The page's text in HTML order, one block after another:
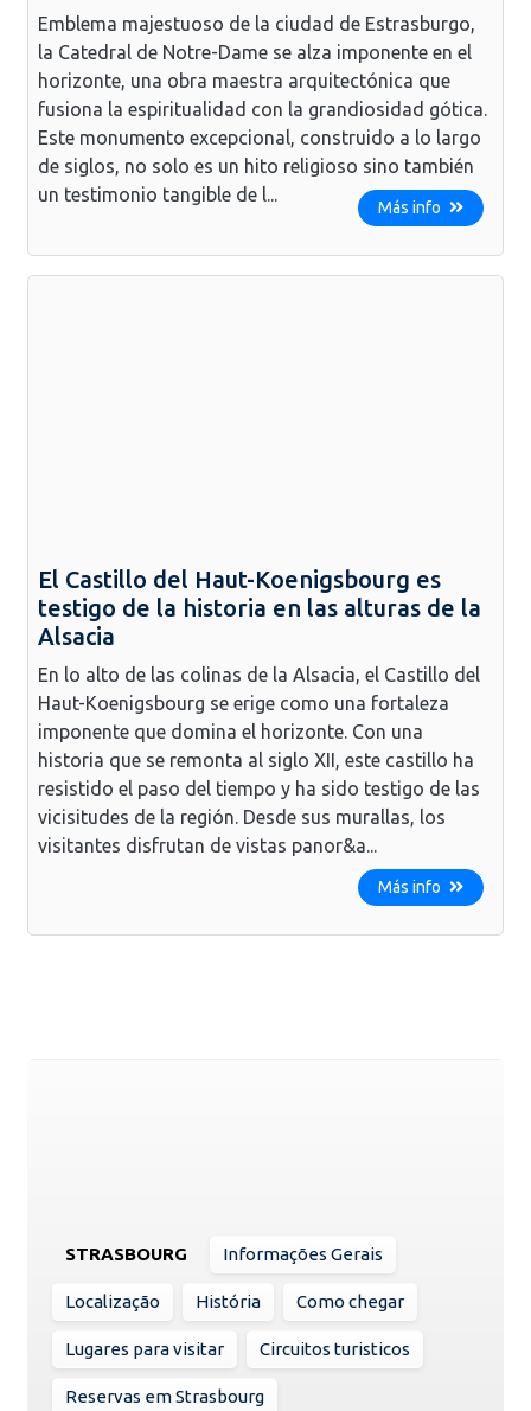
Emblema majestuoso de la ciudad de Estrasburgo,
la Catedral de Notre-Dame se alza imponente en el
horizonte, una obra maestra arquitectónica que
fusiona la espiritualidad con la grandiosidad gótica.
Este monumento excepcional, construido a lo largo
de siglos, no solo es un hito religioso sino también
un testimonio tangible de l...
Más info
El Castillo del Haut-Koenigsbourg es
testigo de la historia en las alturas de la
Alsacia
En lo alto de las colinas de la Alsacia, el Castillo del
Haut-Koenigsbourg se erige como una fortaleza
imponente que domina el horizonte. Con una
historia que se remonta al siglo XII, este castillo ha
resistido el paso del tiempo y ha sido testigo de las
vicisitudes de la región. Desde sus murallas, los
visitantes disfrutan de vistas panor&a...
Más info
STRASBOURG Informações Gerais
Localização História Como chegar
Lugares para visitar Circuitos turisticos
Reservas em Strasbourg